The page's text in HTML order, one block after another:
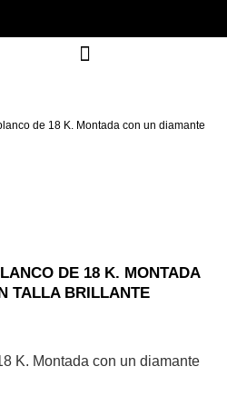
de 18 K. Montada con un diamante
DE 18 K. MONTADA
TALLA BRILLANTE
K. Montada con un diamante